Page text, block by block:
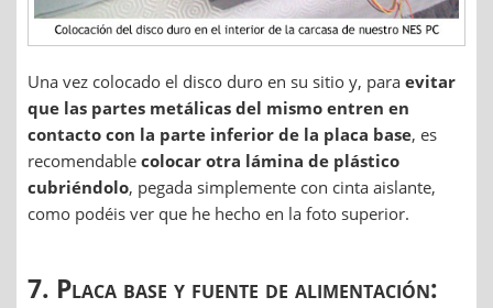
Una vez colocado el disco duro en su sitio y, para evitar
que las partes metálicas del mismo entren en
contacto con la parte inferior de la placa base, es
recomendable colocar otra lámina de plástico
cubriéndolo, pegada simplemente con cinta aislante,
como podéis ver que he hecho en la foto superior.
7. Placa base y fuente de alimentación: